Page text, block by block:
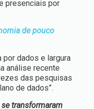
presenciais por
de pouco
por dados e largura
análise recente
das pesquisas
de dados”.
transformaram